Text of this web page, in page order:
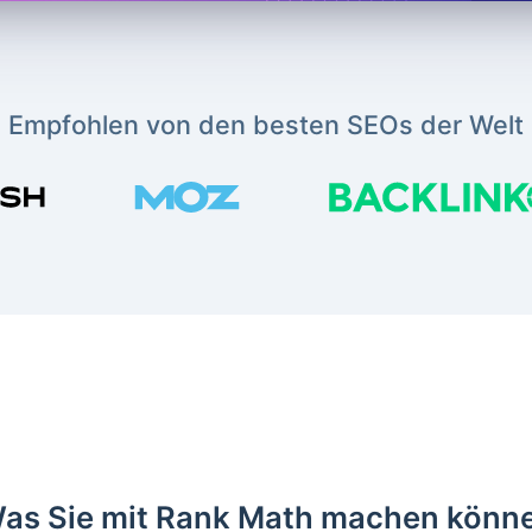
Empfohlen von den besten SEOs der Welt
Sie mit Rank Math machen